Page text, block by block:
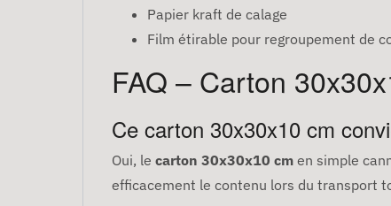
Papier kraft de calage
Film étirable pour regroupement de
FAQ – Carton
Ce carton 30x30x10 cm
Oui, le carton 30x30x10 cm en simple
efficacement le contenu lors du transport